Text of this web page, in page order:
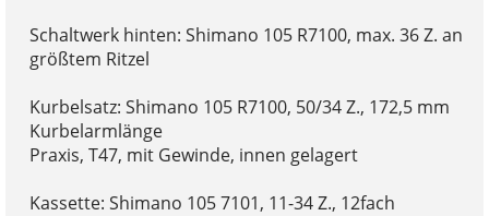
Schaltwerk hinten: Shimano 105 R7100, max. 36 Z. an
größtem Ritzel
Kurbelsatz: Shimano 105 R7100, 50/34 Z., 172,5 mm
Kurbelarmlänge
Praxis, T47, mit Gewinde, innen gelagert
Kassette: Shimano 105 7101, 11-34 Z., 12fach